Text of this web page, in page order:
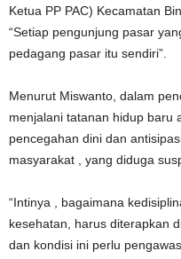
Ketua PP PAC) Kecamatan
“Setiap pengunjung pasar
pedagang pasar itu sendiri”.
Menurut Miswanto, dalam
menjalani tatanan hidup baru
pencegahan dini dan
masyarakat , yang diduga
“Intinya , bagaimana
kesehatan, harus diterapkan
dan kondisi ini perlu